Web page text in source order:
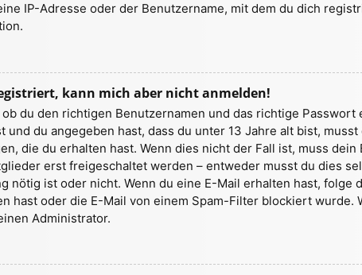
IP-Adresse oder der Benutzername, mit dem du dich
kann mich aber nicht anmelden!
du den richtigen Benutzernamen und das richtige
und du angegeben hast, dass du unter 13 Jahre alt bist,
die du erhalten hast. Wenn dies nicht der Fall ist, muss
erst freigeschaltet werden – entweder musst du dies
nötig ist oder nicht. Wenn du eine E-Mail erhalten hast,
hast oder die E-Mail von einem Spam-Filter blockiert
Administrator.